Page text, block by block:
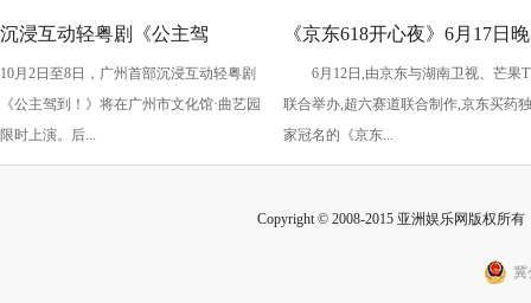
沉浸互动轻粤剧《公主驾
到！》国庆假期上演
10月2日至8日，广州首部沉浸互动轻粤剧
《公主驾到！》将在广州市文化馆·曲艺园
限时上演。后...
《京东618开心夜》6月17日晚
开启：抢先预约直播 赢最高
2025元红包
6月12日,由京东与湖南卫视、芒果
联合举办,超六赛道联合制作,京东买药独
家冠名的《京东...
Copyright © 2008-2015 亚洲娱乐网版权所
冀